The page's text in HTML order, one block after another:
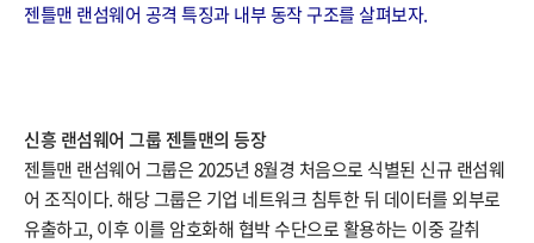
젠틀맨 랜섬웨어 공격 특징과 내부 동작 구조를 살펴보자.
신흥 랜섬웨어 그룹 젠틀맨의 등장
젠틀맨 랜섬웨어 그룹은 2025년 8월경 처음으로 식별된 신규 랜섬웨
어 조직이다. 해당 그룹은 기업 네트워크 침투한 뒤 데이터를 외부로
유출하고, 이후 이를 암호화해 협박 수단으로 활용하는 이중 갈취